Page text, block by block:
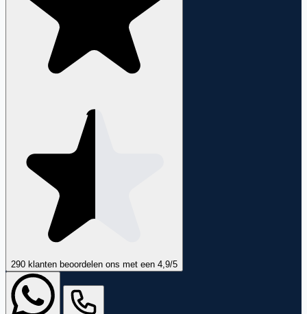
290 klanten beoordelen ons met een 4,9/5